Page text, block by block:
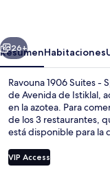
Special
Class,
Adults
Only
Siguiente
26+
ResumenHabitaciones
Ravouna 1906 Suites -
de Avenida de Istiklal,
en la azotea. Para
de los 3 restaurantes,
está disponible para la
de transporte público a
de Sishane-Zemin está
VIP Access